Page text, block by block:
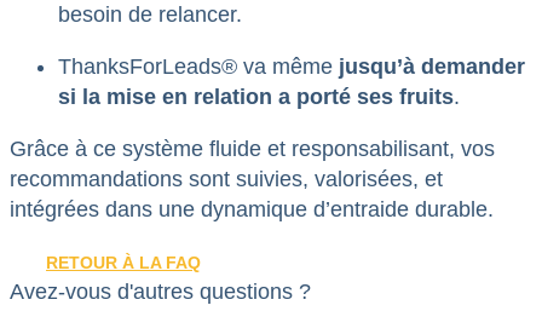
besoin de relancer.
ThanksForLeads® va même jusqu’à demander
si la mise en relation a porté ses fruits.
Grâce à ce système fluide et responsabilisant, vos
recommandations sont suivies, valorisées, et
intégrées dans une dynamique d’entraide durable.
RETOUR À LA FAQ
Avez-vous d'autres questions ?